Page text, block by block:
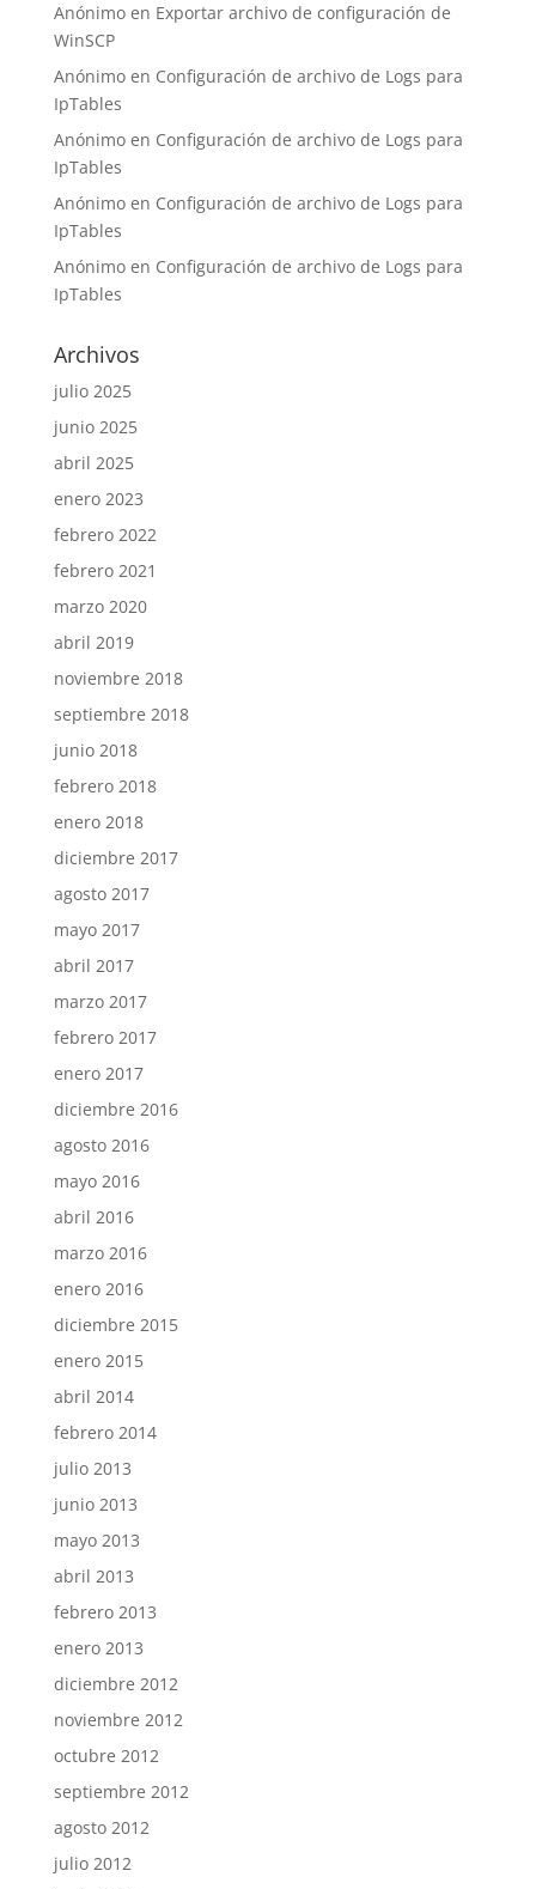
Anónimoen Exportar archivo de configuración de
WinSCP
Anónimoen Configuración de archivo de Logs para
IpTables
Anónimoen Configuración de archivo de Logs para
IpTables
Anónimoen Configuración de archivo de Logs para
IpTables
Anónimoen Configuración de archivo de Logs para
IpTables
Archivos
julio 2025
junio 2025
abril 2025
enero 2023
febrero 2022
febrero 2021
marzo 2020
abril 2019
noviembre 2018
septiembre 2018
junio 2018
febrero 2018
enero 2018
diciembre 2017
agosto 2017
mayo 2017
abril 2017
marzo 2017
febrero 2017
enero 2017
diciembre 2016
agosto 2016
mayo 2016
abril 2016
marzo 2016
enero 2016
diciembre 2015
enero 2015
abril 2014
febrero 2014
julio 2013
junio 2013
mayo 2013
abril 2013
febrero 2013
enero 2013
diciembre 2012
noviembre 2012
octubre 2012
septiembre 2012
agosto 2012
julio 2012